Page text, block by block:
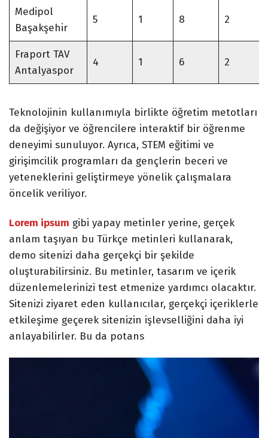
Medipol
Başakşehir
5 1 8 2
Fraport TAV
Antalyaspor
4 1 6 2
Teknolojinin kullanımıyla birlikte öğretim metotları
da değişiyor ve öğrencilere interaktif bir öğrenme
deneyimi sunuluyor. Ayrıca, STEM eğitimi ve
girişimcilik programları da gençlerin beceri ve
yeteneklerini geliştirmeye yönelik çalışmalara
öncelik veriliyor.
Lorem ipsum gibi yapay metinler yerine, gerçek
anlam taşıyan bu Türkçe metinleri kullanarak,
demo sitenizi daha gerçekçi bir şekilde
oluşturabilirsiniz. Bu metinler, tasarım ve içerik
düzenlemelerinizi test etmenize yardımcı olacaktır.
Sitenizi ziyaret eden kullanıcılar, gerçekçi içeriklerle
etkileşime geçerek sitenizin işlevselliğini daha iyi
anlayabilirler. Bu da potans